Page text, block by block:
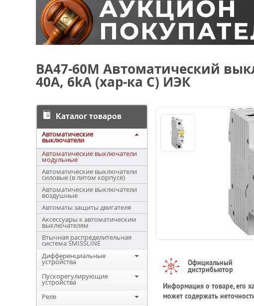
ВА47-60М Автоматический
40А, 6kA (хар-ка C) ИЭК
Каталог товаров
Автоматические
выключатели
Автоматические выключатели
модульные
Автоматические выключатели
силовые (в литом корпусе)
Автоматические выключатели
воздушные
Автоматы защиты двигателя
Аксессуары к автоматическим
выключателям
Втычная распределительная
система SMISSLINE
Дифференциальные
устройства
Пускорегулирующие
устройства
Реле
Официальный
дистрибьютор
Информация о товаре, его
может содержать